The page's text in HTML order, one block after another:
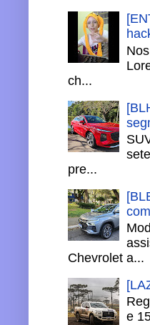
ch...
pre...
Chevrolet a...
e